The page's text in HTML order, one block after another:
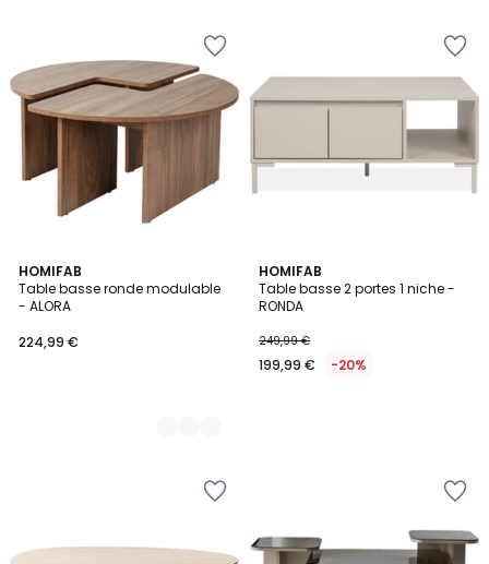
HOMIFAB
Table basse ronde modulable
- ALORA
224,99 €
2
Couleurs
HOMIFAB
Table basse 2 portes 1 niche -
RONDA
249,99 €
199,99 € -20%